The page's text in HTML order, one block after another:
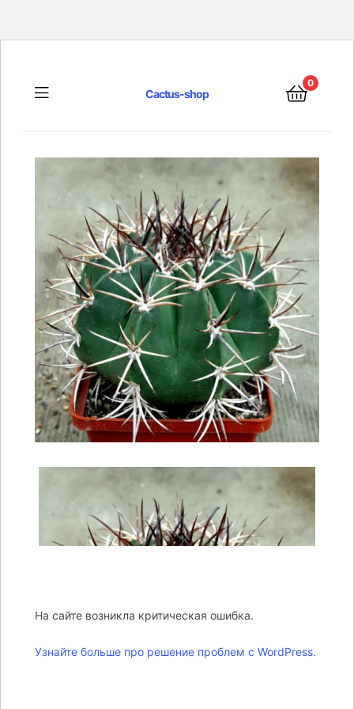
Cactus-shop
0
Menu
На сайте возникла критическая ошибка.
Узнайте больше про решение проблем с WordPress.